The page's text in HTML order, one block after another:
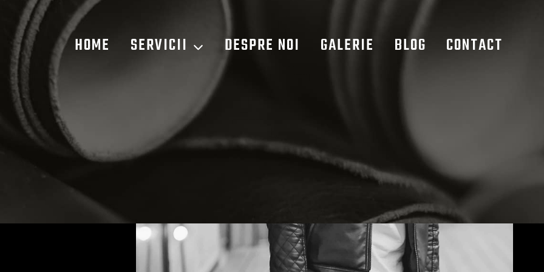
HOME SERVICII DESPRE NOI GALERIE BLOG CONTACT